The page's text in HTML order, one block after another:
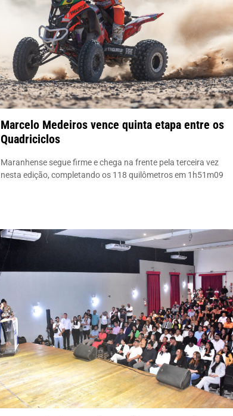
Marcelo Medeiros vence quinta etapa entre os
Quadriciclos
Maranhense segue firme e chega na frente pela terceira vez
nesta edição, completando os 118 quilômetros em 1h51m09